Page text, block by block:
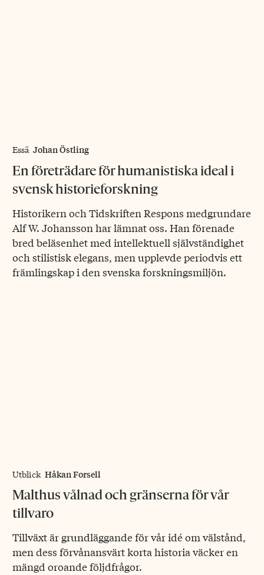
Essä Johan Östling
En företrädare för humanistiska ideal i
svensk historieforskning
Historikern och Tidskriften Respons medgrundare
Alf W. Johansson har lämnat oss. Han förenade
bred beläsenhet med intellektuell självständighet
och stilistisk elegans, men upplevde periodvis ett
främlingskap i den svenska forskningsmiljön.
Utblick Håkan Forsell
Malthus vålnad och gränserna för vår
tillvaro
Tillväxt är grundläggande för vår idé om välstånd,
men dess förvånansvärt korta historia väcker en
mängd oroande följdfrågor.